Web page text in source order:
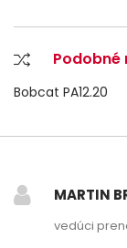
Podobné
Bobcat PA12.20
MARTIN
vedúci